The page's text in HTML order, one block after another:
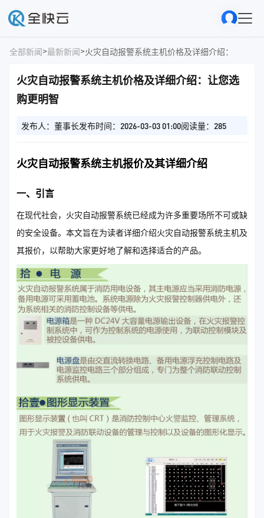
全部新闻>最新新闻>火灾自动报警系统主机价格及详细介绍：让您选
火灾自动报警系统主机价格及详细介绍：让您选
购更明智
发布人：董事长发布时间：2026-03-03 01:00阅读量：285
火灾自动报警系统主机报价及其详细介绍
一、引言
在现代社会，火灾自动报警系统已经成为许多重要场所不可或缺
的安全设备。本文旨在为读者详细介绍火灾自动报警系统主机及
其报价，以帮助大家更好地了解和选择适合的产品。